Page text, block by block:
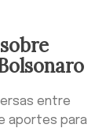
entre
aportes para